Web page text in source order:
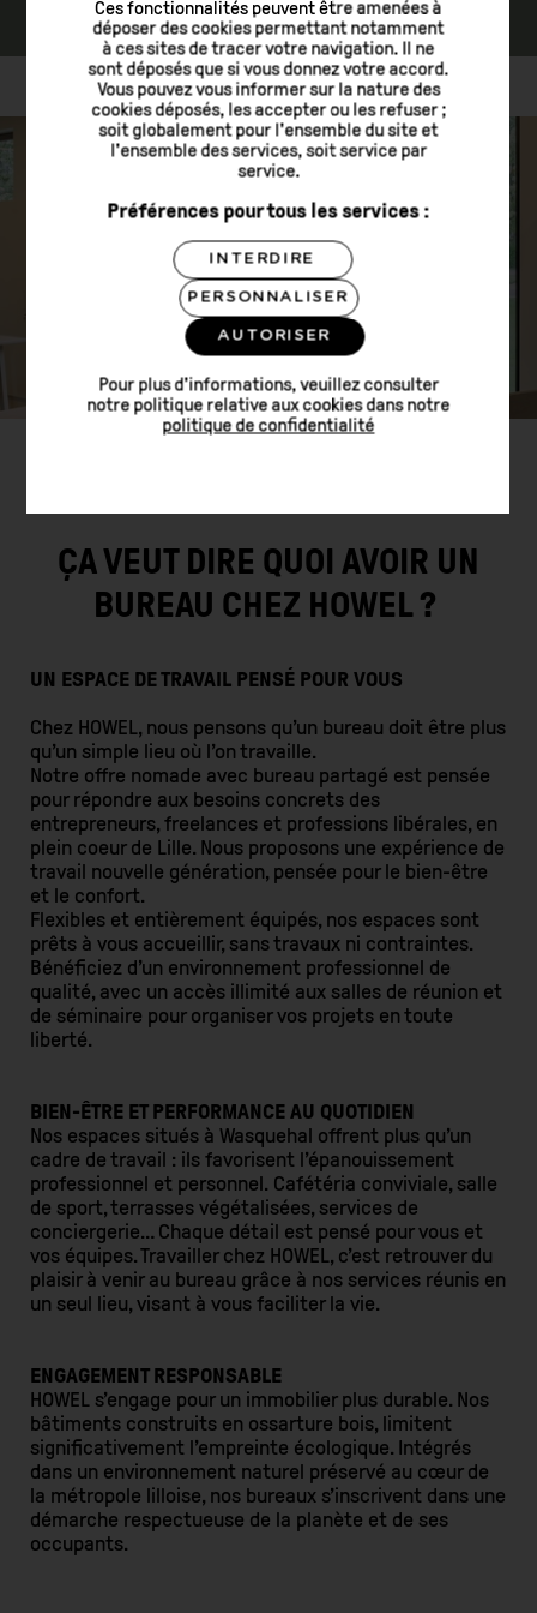
ÇA VEUT DIRE QUOI AVOIR UN
BUREAU CHEZ HOWEL ?
UN ESPACE DE TRAVAIL PENSÉ POUR VOUS
Chez HOWEL, nous pensons qu’un bureau doit être plus
qu’un simple lieu où l’on travaille.
Notre offre nomade avec bureau partagé est pensée
pour répondre aux besoins concrets des
entrepreneurs, freelances et professions libérales, en
plein coeur de Lille. Nous proposons une expérience de
travail nouvelle génération, pensée pour le bien-être
et le confort.
Flexibles et entièrement équipés, nos espaces sont
prêts à vous accueillir, sans travaux ni contraintes.
Bénéficiez d’un environnement professionnel de
qualité, avec un accès illimité aux salles de réunion et
de séminaire pour organiser vos projets en toute
liberté.
BIEN-ÊTRE ET PERFORMANCE AU QUOTIDIEN
Nos espaces situés à Wasquehal offrent plus qu’un
cadre de travail : ils favorisent l’épanouissement
professionnel et personnel. Cafétéria conviviale, salle
de sport, terrasses végétalisées, services de
conciergerie… Chaque détail est pensé pour vous et
vos équipes. Travailler chez HOWEL, c’est retrouver du
plaisir à venir au bureau grâce à nos services réunis en
un seul lieu, visant à vous faciliter la vie.
ENGAGEMENT RESPONSABLE
HOWEL s’engage pour un immobilier plus durable. Nos
bâtiments construits en ossarture bois, limitent
significativement l’empreinte écologique. Intégrés
dans un environnement naturel préservé au cœur de
la métropole lilloise, nos bureaux s’inscrivent dans une
démarche respectueuse de la planète et de ses
occupants.
Ces fonctionnalités peuvent être amenées à
déposer des cookies permettant notamment
à ces sites de tracer votre navigation. Il ne
sont déposés que si vous donnez votre accord.
Vous pouvez vous informer sur la nature des
cookies déposés, les accepter ou les refuser ;
soit globalement pour l'ensemble du site et
l'ensemble des services, soit service par
service.
Préférences pour tous les services :
INTERDIRE
PERSONNALISER
AUTORISER
Pour plus d'informations, veuillez consulter
notre politique relative aux cookies dans notre
politique de confidentialité